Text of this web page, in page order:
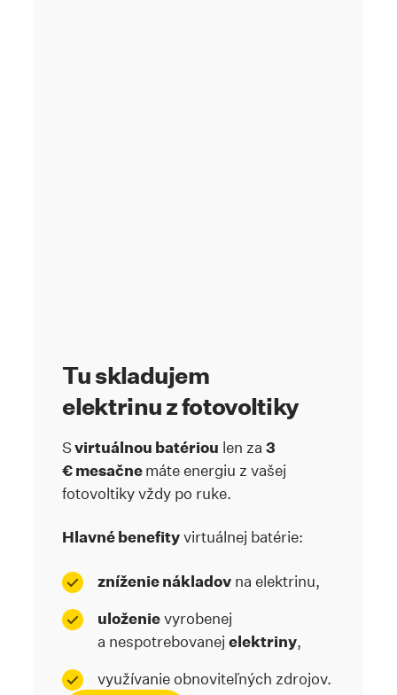
Tu skladujem
elektrinu z fotovoltiky
Svirtuálnou batériou len za3
€ mesačnemáte energiu z vašej
fotovoltiky vždy po ruke.
Hlavné benefityvirtuálnej batérie:
zníženie nákladov na elektrinu,
uloženievyrobenej
a nespotrebovanejelektriny,
využívanie obnoviteľných zdrojov.